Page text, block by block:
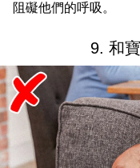
阻礙他們的呼吸。
9. 和